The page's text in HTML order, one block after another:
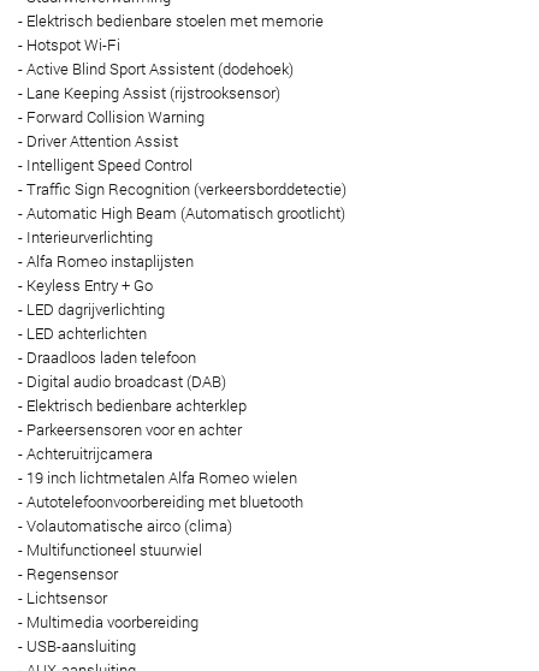
- Elektrisch bedienbare stoelen met memorie
- Hotspot Wi-Fi
- Active Blind Sport Assistent (dodehoek)
- Lane Keeping Assist (rijstrooksensor)
- Forward Collision Warning
- Driver Attention Assist
- Intelligent Speed Control
- Traffic Sign Recognition (verkeersborddetectie)
- Automatic High Beam (Automatisch grootlicht)
- Interieurverlichting
- Alfa Romeo instaplijsten
- Keyless Entry + Go
- LED dagrijverlichting
- LED achterlichten
- Draadloos laden telefoon
- Digital audio broadcast (DAB)
- Elektrisch bedienbare achterklep
- Parkeersensoren voor en achter
- Achteruitrijcamera
- 19 inch lichtmetalen Alfa Romeo wielen
- Autotelefoonvoorbereiding met bluetooth
- Volautomatische airco (clima)
- Multifunctioneel stuurwiel
- Regensensor
- Lichtsensor
- Multimedia voorbereiding
- USB-aansluiting